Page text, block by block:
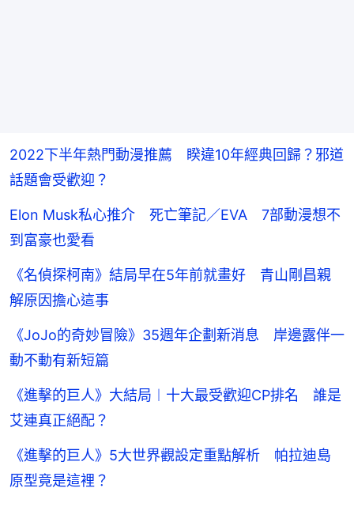
2022下半年熱門動漫推薦 睽違10年經典回歸？邪道
話題會受歡迎？
Elon Musk私心推介 死亡筆記／EVA 7部動漫想不
到富豪也愛看
《名偵探柯南》結局早在5年前就畫好 青山剛昌親
解原因擔心這事
《JoJo的奇妙冒險》35週年企劃新消息 岸邊露伴一
動不動有新短篇
《進擊的巨人》大結局︱十大最受歡迎CP排名 誰是
艾連真正絕配？
《進擊的巨人》5大世界觀設定重點解析 帕拉迪島
原型竟是這裡？